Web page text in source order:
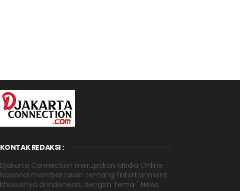
KONTAK REDAKSI :
Djakarta Connection merupakan Media Online
Nasional memberitakan tentang Entertainment
khususnya di Indonesia, dengan Tema " News